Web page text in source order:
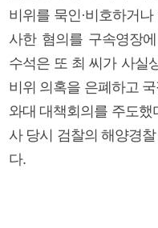
비위를 묵인·비호하거
사한 혐의를 구속영장
수석은 또 최 씨가 사실
비위 의혹을 은폐하고
와대 대책회의를 주도
사 당시 검찰의 해양경
다.